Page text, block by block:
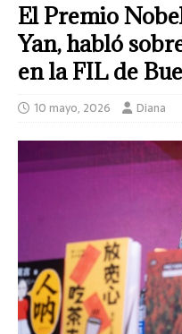
El Premio
Yan, habló
en la FIL de
10 mayo, 2026 Diana